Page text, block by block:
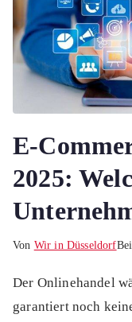
E-
2025:
Von Wir in Düsseldorf
Der Onlinehandel
garantiert noch